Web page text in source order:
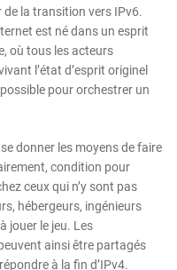
la transition vers IPv6.
est né dans un esprit
où tous les acteurs
l’état d’esprit originel
pour orchestrer un
donner les moyens de faire
condition pour
ceux qui n’y sont pas
hébergeurs, ingénieurs
jouer le jeu. Les
ainsi être partagés
à la fin d’IPv4.